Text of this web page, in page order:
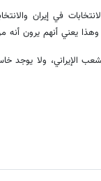
في إيران
يعني أنهم يرون أنه
الإيراني، ولا يوجد